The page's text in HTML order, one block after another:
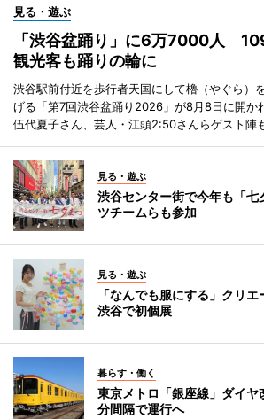
見る・遊ぶ
「渋谷盆踊り」に6万7000人
観光客も踊りの輪に
渋谷駅前付近を歩行者天国にして櫓（やぐら）
げる「第7回渋谷盆踊り2026」が8月8日に開か
伍代夏子さん、芸人・江頭2:50さんらゲスト陣
見る・遊ぶ
渋谷センター街で今年も「
ツチームらも参加
見る・遊ぶ
「なんでも服にする」クリエ
渋谷で初個展
暮らす・働く
東京メトロ「銀座線」ダイ
分間隔で運行へ